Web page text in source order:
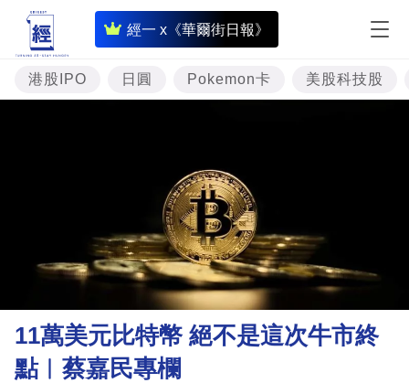
經一 x《華爾街日報》
即
時
財
經
樓
市
理
財
商
港股IPO 日圓 Pokemon卡 美股科技股
11萬美元比特幣 絕不是這次牛市終
點︳蔡嘉民專欄